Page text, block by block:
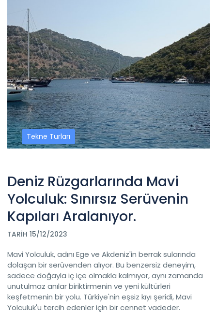
Tekne Turları
Deniz Rüzgarlarında Mavi
Yolculuk: Sınırsız Serüvenin
Kapıları Aralanıyor.
TARIH 15/12/2023
Mavi Yolculuk, adını Ege ve Akdeniz'in berrak sularında
dolaşan bir serüvenden alıyor. Bu benzersiz deneyim,
sadece doğayla iç içe olmakla kalmıyor, aynı zamanda
unutulmaz anılar biriktirmenin ve yeni kültürleri
keşfetmenin bir yolu. Türkiye'nin eşsiz kıyı şeridi, Mavi
Yolculuk'u tercih edenler için bir cennet vadeder.